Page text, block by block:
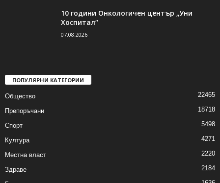
10 години Онкологичен център „Уни
Хоспитал“
07.08.2026
ПОПУЛЯРНИ КАТЕГОРИИ
Общество 22465
Препоръчани 18718
Спорт 5498
Култура 4271
Местна власт 2220
Здраве 2184